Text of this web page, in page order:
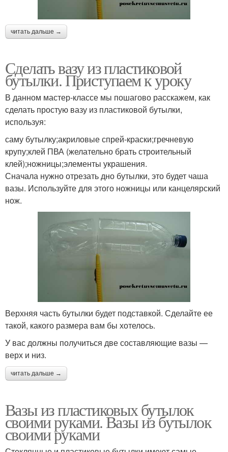
читать дальше →
Сделать вазу из пластиковой
бутылки. Приступаем к уроку
В данном мастер-классе мы пошагово расскажем, как
сделать простую вазу из пластиковой бутылки,
используя:
саму бутылку;акриловые спрей-краски;гречневую
крупу;клей ПВА (желательно брать строительный
клей);ножницы;элементы украшения.
Сначала нужно отрезать дно бутылки, это будет чаша
вазы. Используйте для этого ножницы или канцелярский
нож.
Верхняя часть бутылки будет подставкой. Сделайте ее
такой, какого размера вам бы хотелось.
У вас должны получиться две составляющие вазы —
верх и низ.
читать дальше →
Вазы из пластиковых бутылок
своими руками. Вазы из бутылок
своими руками